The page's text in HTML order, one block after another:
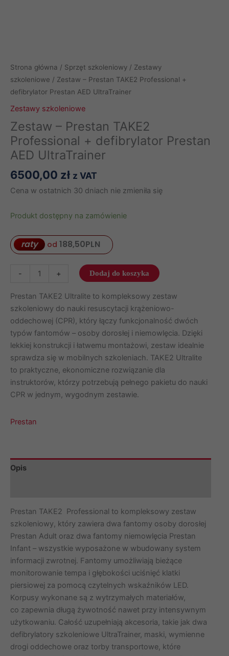
Strona główna / Sprzęt szkoleniowy / Zestawy
szkoleniowe / Zestaw – Prestan TAKE2 Professional +
defibrylator Prestan AED UltraTrainer
Zestawy szkoleniowe
Zestaw – Prestan TAKE2
Professional + defibrylator Prestan
AED UltraTrainer
6500,00 zł z VAT
Cena w ostatnich 30 dniach nie zmieniła się
Produkt dostępny na zamówienie
raty od 188,50PLN
-
–
Prestan
TAKE2
Professional
+
defibrylator
Prestan
AED
UltraTrainer
+ Dodaj do koszyka
Prestan TAKE2 Ultralite to kompleksowy zestaw
szkoleniowy do nauki resuscytacji krążeniowo-
oddechowej (CPR), który łączy funkcjonalność dwóch
typów fantomów – osoby dorosłej i niemowlęcia. Dzięki
lekkiej konstrukcji i łatwemu montażowi, zestaw idealnie
sprawdza się w mobilnych szkoleniach. TAKE2 Ultralite
to praktyczne, ekonomiczne rozwiązanie dla
instruktorów, którzy potrzebują pełnego pakietu do nauki
CPR w jednym, wygodnym zestawie.
Prestan
Opis
Prestan TAKE2 Professional to kompleksowy zestaw
szkoleniowy, który zawiera dwa fantomy osoby dorosłej
Prestan Adult oraz dwa fantomy niemowlęcia Prestan
Infant – wszystkie wyposażone w wbudowany system
informacji zwrotnej. Fantomy umożliwiają bieżące
monitorowanie tempa i głębokości uciśnięć klatki
piersiowej za pomocą czytelnych wskaźników LED.
Korpusy wykonane są z wytrzymałych materiałów,
co zapewnia długą żywotność nawet przy intensywnym
użytkowaniu. Całość uzupełniają akcesoria, takie jak dwa
defibrylatory szkoleniowe UltraTrainer, maski, wymienne
drogi oddechowe oraz torby transportowe, które